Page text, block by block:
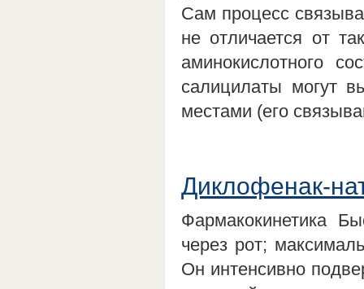
Сам процесс
не отличается от
аминокислотного
салицилаты могут
местами (его
Диклофенак-
Фармакокинетика
через рот;
Он интенсивно